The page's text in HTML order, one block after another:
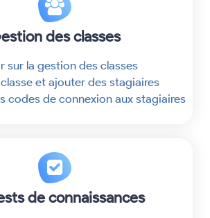
des classes
sur la gestion des classes
et ajouter des stagiaires
codes de connexion aux stagiaires
de connaissances